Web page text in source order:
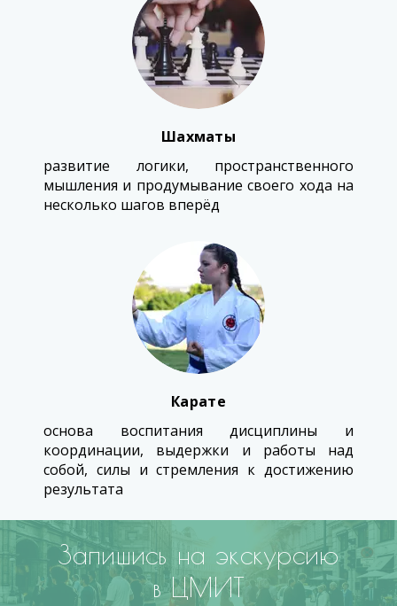
Шахматы
развитие логики, пространственного
мышления и продумывание своего хода на
несколько шагов вперёд
Карате
основа воспитания дисциплины и
координации, выдержки и работы над
собой, силы и стремления к достижению
результата
Запишись на экскурсию
в ЦМИТ